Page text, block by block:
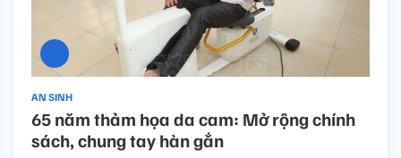
AN SINH
65 năm thảm họa da cam: Mở rộng chính
sách, chung tay hàn gắn